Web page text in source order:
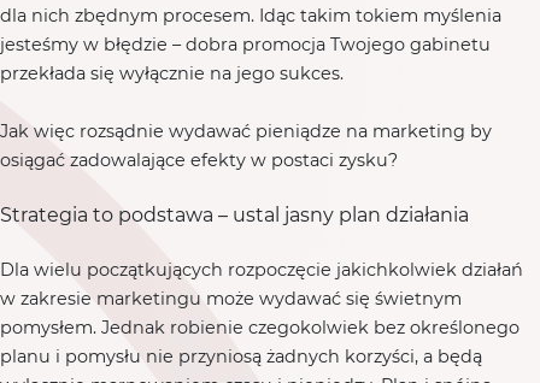
dla nich zbędnym procesem. Idąc takim tokiem myślenia
jesteśmy w błędzie – dobra promocja Twojego gabinetu
przekłada się wyłącznie na jego sukces.
Jak więc rozsądnie wydawać pieniądze na marketing by
osiągać zadowalające efekty w postaci zysku?
Strategia to podstawa – ustal jasny plan działania
Dla wielu początkujących rozpoczęcie jakichkolwiek działań
w zakresie marketingu może wydawać się świetnym
pomysłem. Jednak robienie czegokolwiek bez określonego
planu i pomysłu nie przyniosą żadnych korzyści, a będą